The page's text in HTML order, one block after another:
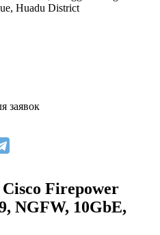
Huadu District
заявок
Firepower
NGFW, 10GbE,